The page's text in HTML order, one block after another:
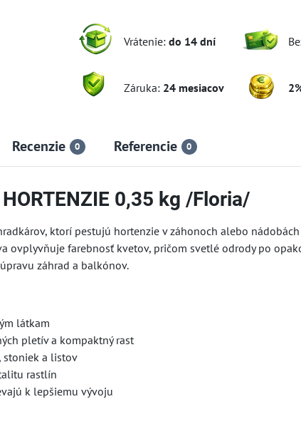
Vrátenie:do 14 dní
Záruka: 24 mesiacov
Recenzie 0 Referencie 0
0,35 kg /Floria/
ktorí pestujú hortenzie v záhonoch alebo
ovplyvňuje farebnosť kvetov, pričom svetlé odrody po
záhrad a balkónov.
látkam
pletív a kompaktný rast
stoniek a listov
rastlín
k lepšiemu vývoju